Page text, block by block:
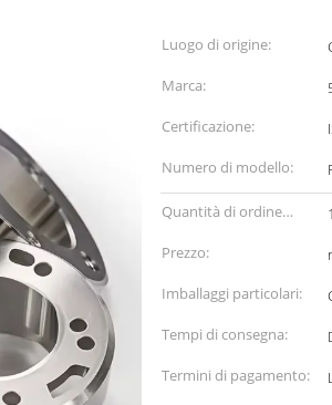
Luogo di origine:
Marca:
Certificazione:
Numero di modello:
Quantità di ordine
minimo:
Prezzo:
Imballaggi particolari:
Tempi di consegna:
Termini di pagamento: